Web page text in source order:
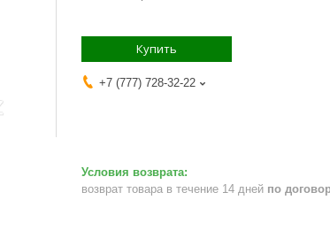
Купить
+7 (777) 728-32-22
возврат товара в течение 14 дней по